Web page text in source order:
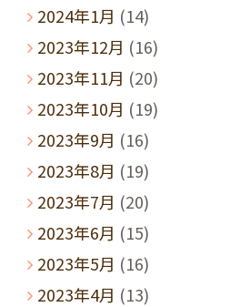
2024年1月 (14)
2023年12月 (16)
2023年11月 (20)
2023年10月 (19)
2023年9月 (16)
2023年8月 (19)
2023年7月 (20)
2023年6月 (15)
2023年5月 (16)
2023年4月 (13)